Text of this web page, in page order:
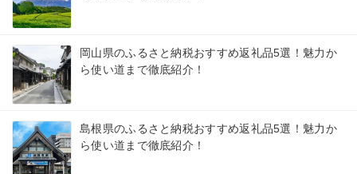
岡山県のふるさと納税おすすめ返礼品5選！魅力か
ら使い道まで徹底紹介！
島根県のふるさと納税おすすめ返礼品5選！魅力か
ら使い道まで徹底紹介！